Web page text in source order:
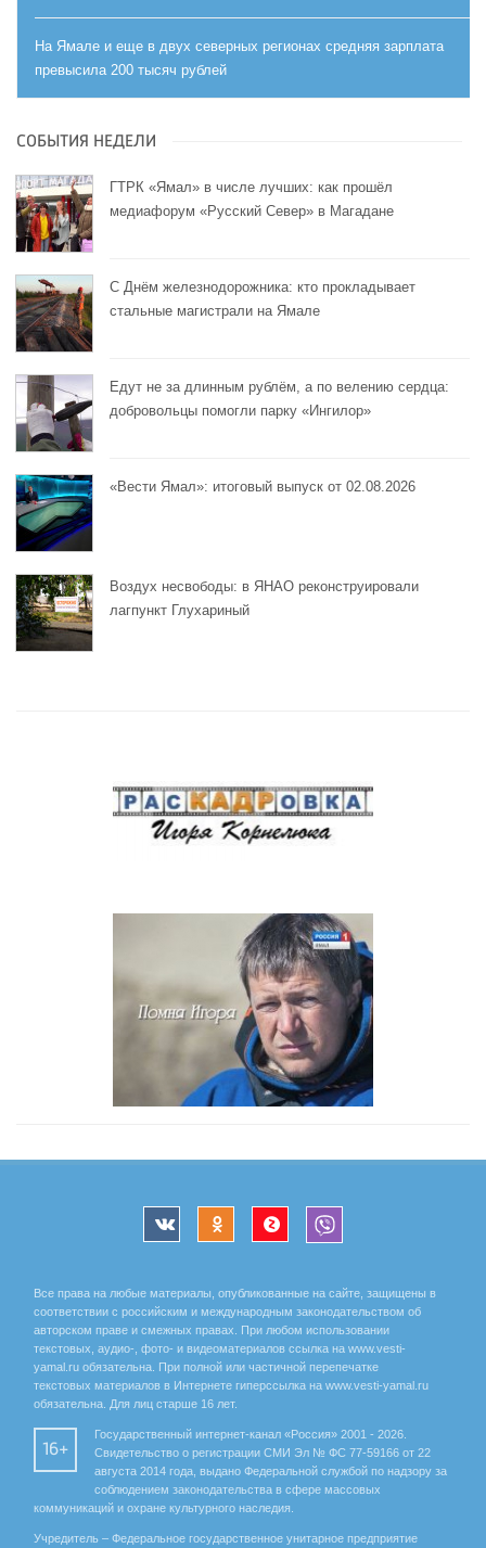
На Ямале и еще в двух северных регионах средняя зарплата
превысила 200 тысяч рублей
СОБЫТИЯ НЕДЕЛИ
ГТРК «Ямал» в числе лучших: как прошёл
медиафорум «Русский Север» в Магадане
С Днём железнодорожника: кто прокладывает
стальные магистрали на Ямале
Едут не за длинным рублём, а по велению сердца:
добровольцы помогли парку «Ингилор»
«Вести Ямал»: итоговый выпуск от 02.08.2026
Воздух несвободы: в ЯНАО реконструировали
лагпункт Глухариный
Все права на любые материалы, опубликованные на сайте, защищены в
соответствии с российским и международным законодательством об
авторском праве и смежных правах. При любом использовании
текстовых, аудио-, фото- и видеоматериалов ссылка на www.vesti-
yamal.ru обязательна. При полной или частичной перепечатке
текстовых материалов в Интернете гиперссылка на www.vesti-yamal.ru
обязательна. Для лиц старше 16 лет.
16+
Государственный интернет-канал «Россия» 2001 - 2026.
Свидетельство о регистрации СМИ Эл № ФС 77-59166 от 22
августа 2014 года, выдано Федеральной службой по надзору за
соблюдением законодательства в сфере массовых
коммуникаций и охране культурного наследия.
Учредитель – Федеральное государственное унитарное предприятие